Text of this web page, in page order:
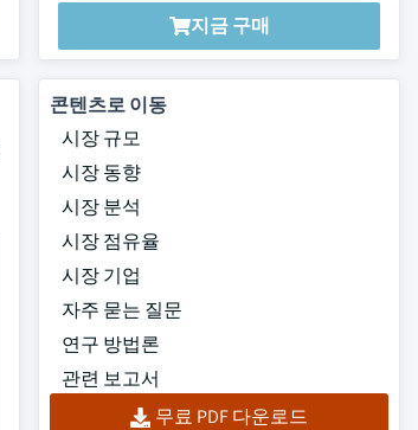
지금 구매
콘텐츠로 이동
시장 규모
시장 동향
시장 분석
시장 점유율
시장 기업
자주 묻는 질문
연구 방법론
관련 보고서
무료 PDF 다운로드